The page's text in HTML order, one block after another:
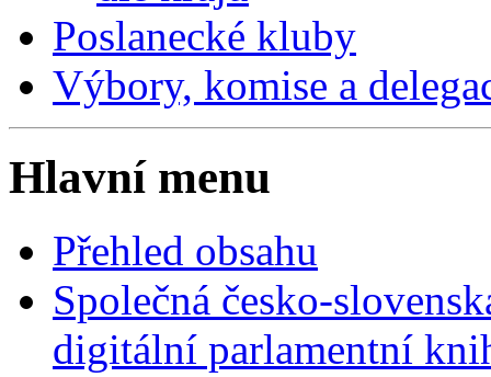
Poslanecké kluby
Výbory, komise a
Hlavní menu
Přehled obsahu
Společná česko-
digitální parlamentní